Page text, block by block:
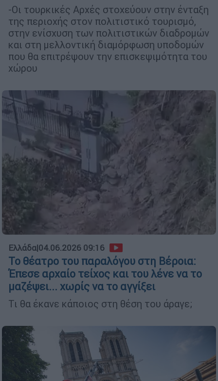
-Οι τουρκικές Αρχές στοχεύουν στην ένταξη
της περιοχής στον πολιτιστικό τουρισμό,
στην ενίσχυση των πολιτιστικών διαδρομών
και στη μελλοντική διαμόρφωση υποδομών
που θα επιτρέψουν την επισκεψιμότητα του
χώρου
Ελλάδα|04.06.2026 09:16
Το θέατρο του παραλόγου στη Βέροια:
Έπεσε αρχαίο τείχος και του λένε να το
μαζέψει... χωρίς να το αγγίξει
Τι θα έκανε κάποιος στη θέση του άραγε;